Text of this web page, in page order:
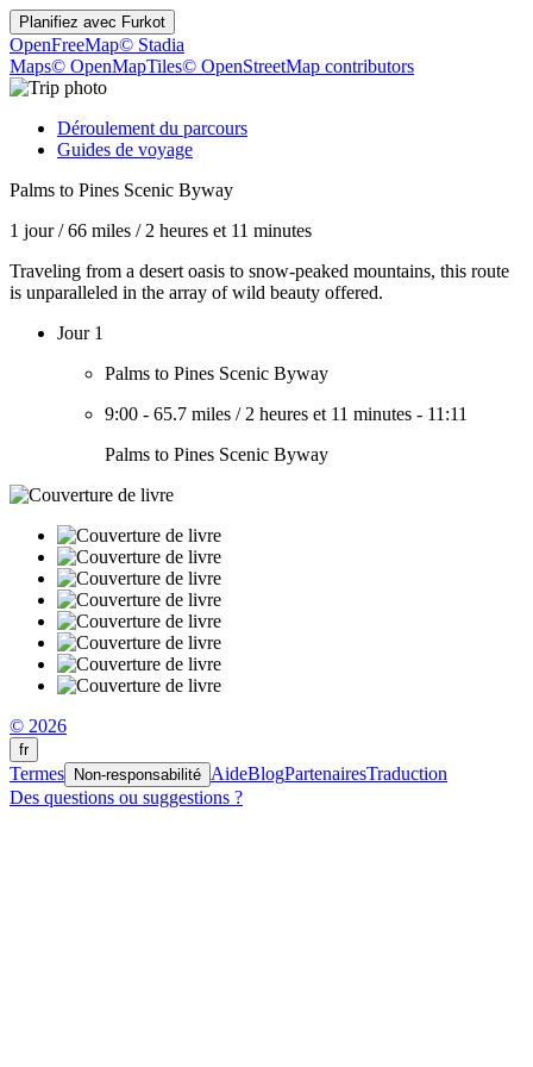
Planifiez avec Furkot
OpenFreeMap© Stadia
Maps© OpenMapTiles© OpenStreetMap contributors
Déroulement du parcours
Guides de voyage
Palms to Pines Scenic Byway
1 jour/66 miles / 2 heures et 11 minutes
Traveling from a desert oasis to snow-peaked mountains, this route
is unparalleled in the array of wild beauty offered.
Jour 1
Palms to Pines Scenic Byway
9:00 - 65.7 miles / 2 heures et 11 minutes - 11:11
Palms to Pines Scenic Byway
© 2026
fr
Termes Non-responsabilité AideBlogPartenairesTraduction
Des questions ou suggestions ?